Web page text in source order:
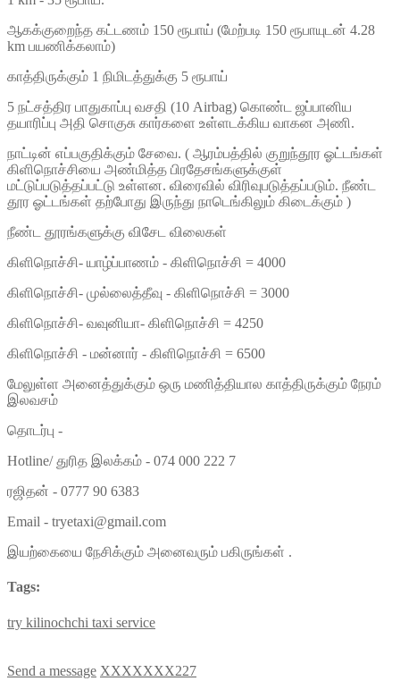
ஆகக்குறைந்த கட்டணம் 150 ரூபாய் (மேற்படி 150 ரூபாயுடன் 4.28
km பயணிக்கலாம்)
காத்திருக்கும் 1 நிமிடத்துக்கு 5 ரூபாய்
5 நட்சத்திர பாதுகாப்பு வசதி (10 Airbag) கொண்ட ஜப்பானிய
தயாரிப்பு அதி சொகுசு கார்களை உள்ளடக்கிய வாகன அணி.
நாட்டின் எப்பகுதிக்கும் சேவை. ( ஆரம்பத்தில் குறுந்தூர ஓட்டங்கள்
கிளிநொச்சியை அண்மித்த பிரதேசங்களுக்குள்
மட்டுப்படுத்தப்பட்டு உள்ளன. விரைவில் விரிவுபடுத்தப்படும். நீண்ட
தூர ஓட்டங்கள் தற்போது இருந்து நாடெங்கிலும் கிடைக்கும் )
நீண்ட தூரங்களுக்கு விசேட விலைகள்
கிளிநொச்சி- யாழ்ப்பாணம் - கிளிநொச்சி = 4000
கிளிநொச்சி- முல்லைத்தீவு - கிளிநொச்சி = 3000
கிளிநொச்சி- வவுனியா- கிளிநொச்சி = 4250
கிளிநொச்சி - மன்னார் - கிளிநொச்சி = 6500
மேலுள்ள அனைத்துக்கும் ஒரு மணித்தியால காத்திருக்கும் நேரம்
இலவசம்
தொடர்பு -
Hotline/ துரித இலக்கம் - 074 000 222 7
ரஜிதன் - 0777 90 6383
Email - tryetaxi@gmail.com
இயற்கையை நேசிக்கும் அனைவரும் பகிருங்கள் .
Tags:
try kilinochchi taxi service
Send a message XXXXXXX227